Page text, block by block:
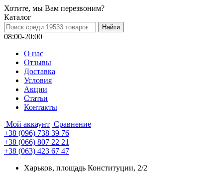
Хотите, мы Вам перезвоним?
Каталог
08:00-20:00
О нас
Отзывы
Доставка
Условия
Aкции
Статьи
Контакты
Мой аккаунт Сравнение
+38 (096) 738 39 76
+38 (066) 807 22 21
+38 (063) 423 67 47
Харьков, площадь Конституции, 2/2